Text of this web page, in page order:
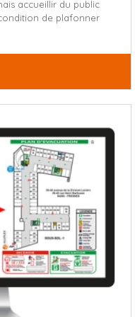
accueillir du public
de plafonner